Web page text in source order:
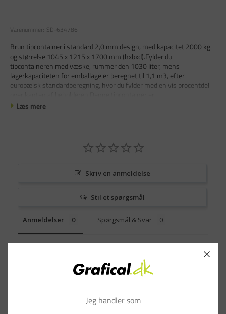
Varenummer: SD-634786
Brun tipcontainer i standard 2,0 mm design, med kapacitet 2000 kg
og størrelse 1045 x 1215 x 1700 mm (hxbxd).Fylder du
tipcontaineren med væske, rummer den 1030 liter, mens
lagerkapaciteten for emballage er beregnet til 1,1 m3, efter
europæisk standardberegning, hvor du fylder med en vis procentdel
Læs mere
Skriv en anmeldelse
Stil et spørgsmål
Anmeldelser Spørgsmål & Svar
Jeg handler som